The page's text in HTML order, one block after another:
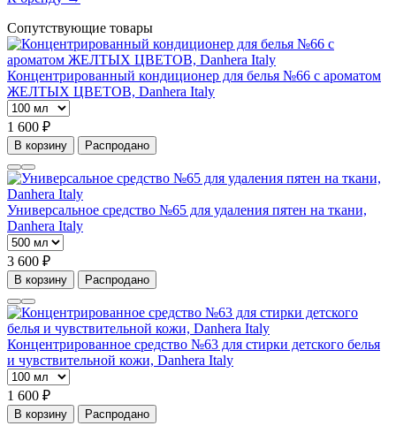
Сопутствующие товары
Концентрированный кондиционер для белья №66 с ароматом
ЖЕЛТЫХ ЦВЕТОВ, Danhera Italy
1 600 ₽
В корзину Распродано
Универсальное средство №65 для удаления пятен на ткани,
Danhera Italy
3 600 ₽
В корзину Распродано
Концентрированное средство №63 для стирки детского белья
и чувствительной кожи, Danhera Italy
1 600 ₽
В корзину Распродано